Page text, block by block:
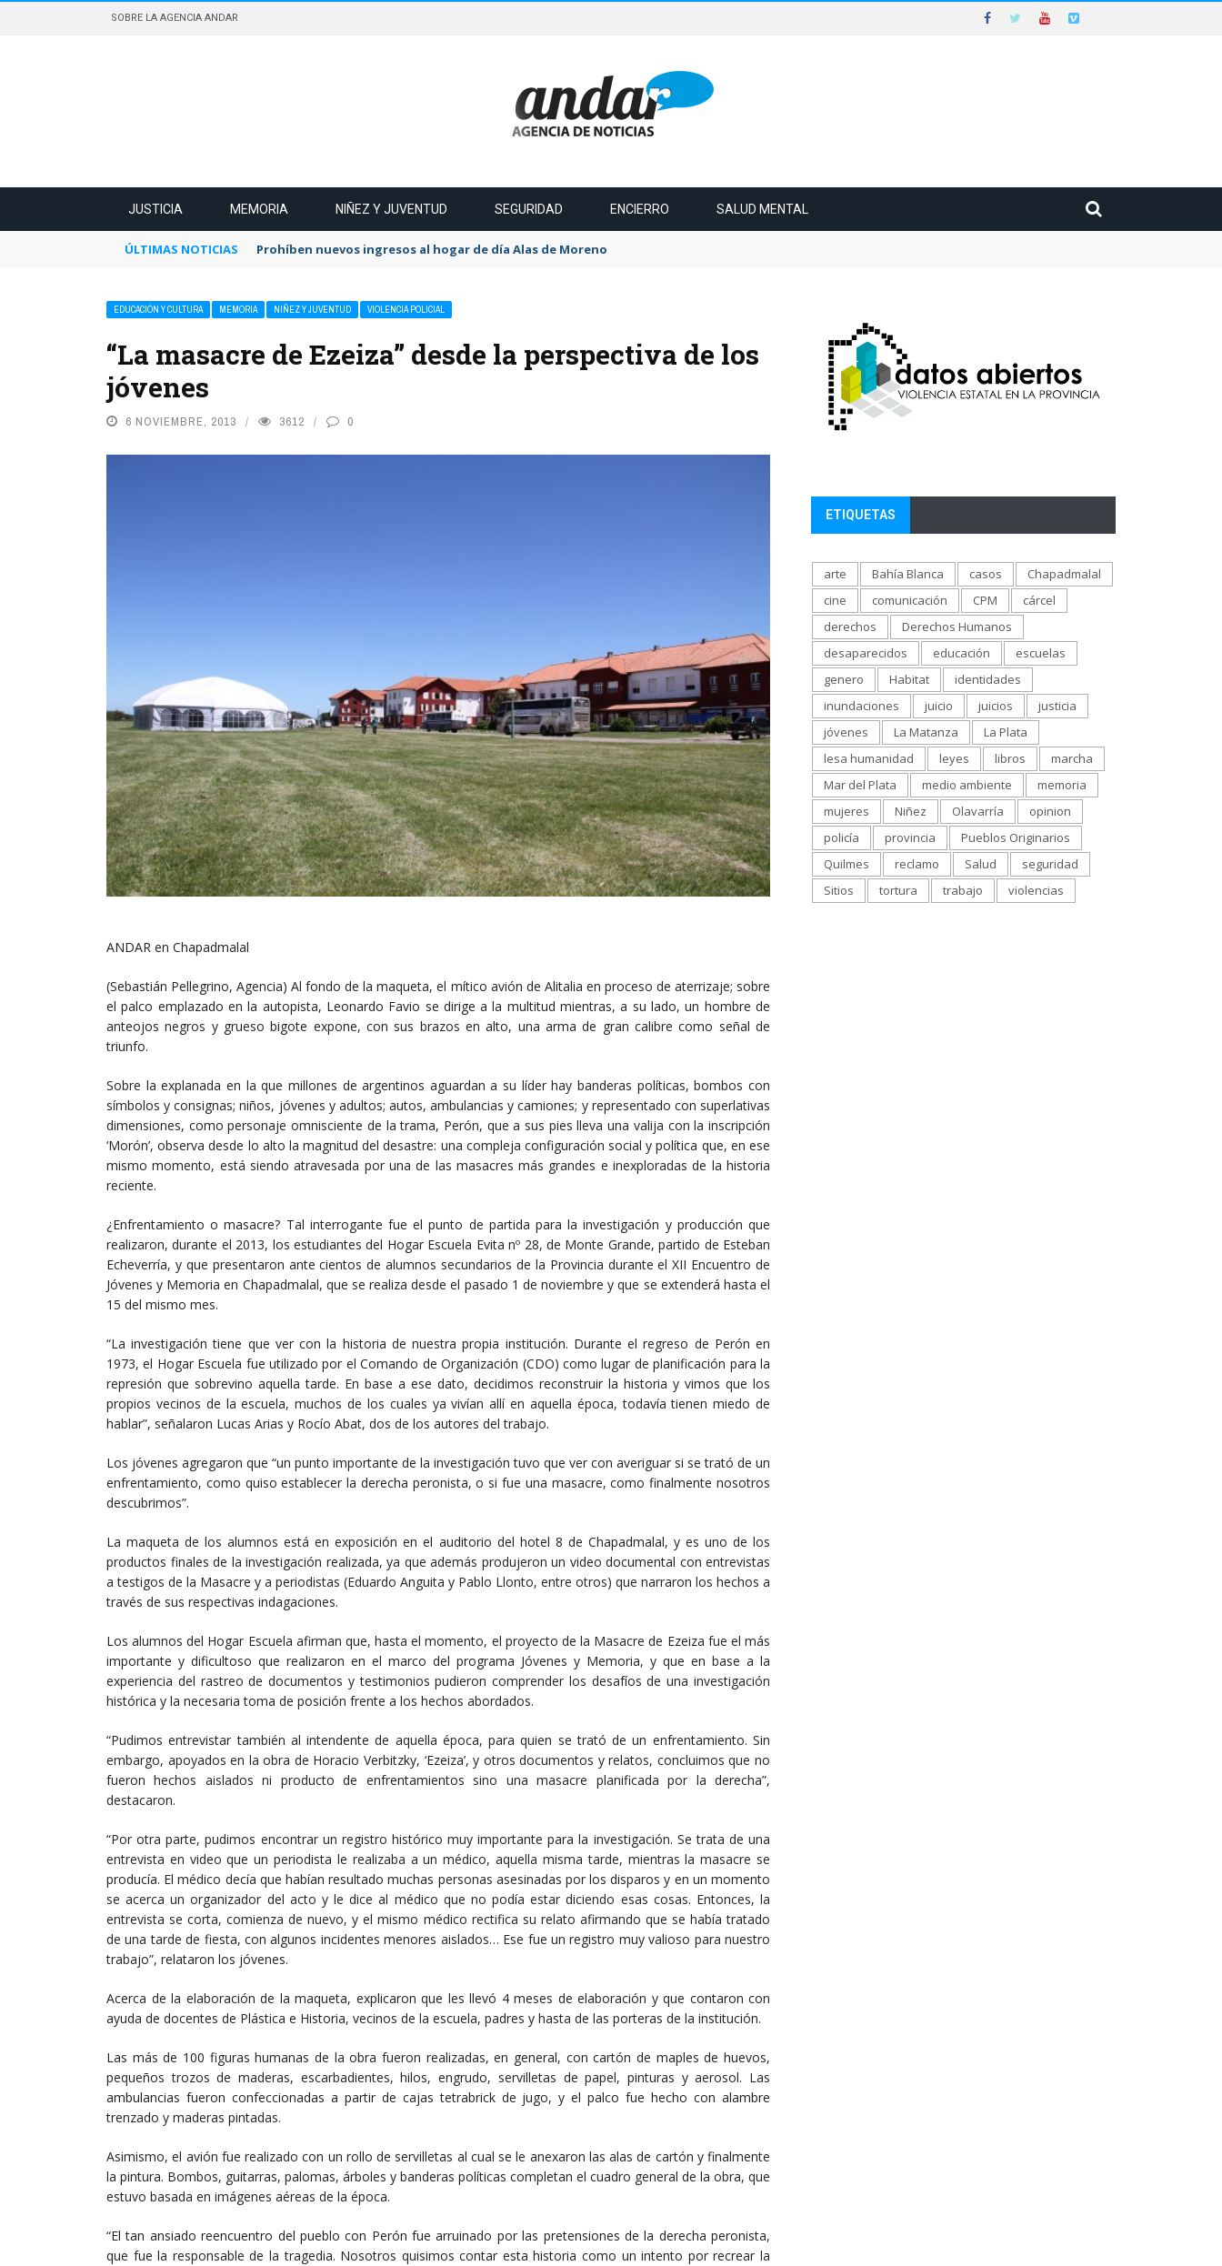
SOBRE LA AGENCIA ANDAR
JUSTICIA MEMORIA NIÑEZ Y JUVENTUD SEGURIDAD ENCIERRO SALUD MENTAL
ÚLTIMAS NOTICIAS Prohíben nuevos ingresos al hogar de día Alas de Moreno
EDUCACIÓN Y CULTURA MEMORIA NIÑEZ Y JUVENTUD VIOLENCIA POLICIAL
“La masacre de Ezeiza” desde la perspectiva de los
jóvenes
6 NOVIEMBRE, 2013 3612 0
ANDAR en Chapadmalal
(Sebastián Pellegrino, Agencia) Al fondo de la maqueta, el mítico avión de Alitalia en proceso de aterrizaje; sobre
el palco emplazado en la autopista, Leonardo Favio se dirige a la multitud mientras, a su lado, un hombre de
anteojos negros y grueso bigote expone, con sus brazos en alto, una arma de gran calibre como señal de
triunfo.
Sobre la explanada en la que millones de argentinos aguardan a su líder hay banderas políticas, bombos con
símbolos y consignas; niños, jóvenes y adultos; autos, ambulancias y camiones; y representado con superlativas
dimensiones, como personaje omnisciente de la trama, Perón, que a sus pies lleva una valija con la inscripción
‘Morón’, observa desde lo alto la magnitud del desastre: una compleja configuración social y política que, en ese
mismo momento, está siendo atravesada por una de las masacres más grandes e inexploradas de la historia
reciente.
¿Enfrentamiento o masacre? Tal interrogante fue el punto de partida para la investigación y producción que
realizaron, durante el 2013, los estudiantes del Hogar Escuela Evita nº 28, de Monte Grande, partido de Esteban
Echeverría, y que presentaron ante cientos de alumnos secundarios de la Provincia durante el XII Encuentro de
Jóvenes y Memoria en Chapadmalal, que se realiza desde el pasado 1 de noviembre y que se extenderá hasta el
15 del mismo mes.
“La investigación tiene que ver con la historia de nuestra propia institución. Durante el regreso de Perón en
1973, el Hogar Escuela fue utilizado por el Comando de Organización (CDO) como lugar de planificación para la
represión que sobrevino aquella tarde. En base a ese dato, decidimos reconstruir la historia y vimos que los
propios vecinos de la escuela, muchos de los cuales ya vivían allí en aquella época, todavía tienen miedo de
hablar”, señalaron Lucas Arias y Rocío Abat, dos de los autores del trabajo.
Los jóvenes agregaron que “un punto importante de la investigación tuvo que ver con averiguar si se trató de un
enfrentamiento, como quiso establecer la derecha peronista, o si fue una masacre, como finalmente nosotros
descubrimos”.
La maqueta de los alumnos está en exposición en el auditorio del hotel 8 de Chapadmalal, y es uno de los
productos finales de la investigación realizada, ya que además produjeron un video documental con entrevistas
a testigos de la Masacre y a periodistas (Eduardo Anguita y Pablo Llonto, entre otros) que narraron los hechos a
través de sus respectivas indagaciones.
Los alumnos del Hogar Escuela afirman que, hasta el momento, el proyecto de la Masacre de Ezeiza fue el más
importante y dificultoso que realizaron en el marco del programa Jóvenes y Memoria, y que en base a la
experiencia del rastreo de documentos y testimonios pudieron comprender los desafíos de una investigación
histórica y la necesaria toma de posición frente a los hechos abordados.
“Pudimos entrevistar también al intendente de aquella época, para quien se trató de un enfrentamiento. Sin
embargo, apoyados en la obra de Horacio Verbitzky, ‘Ezeiza’, y otros documentos y relatos, concluimos que no
fueron hechos aislados ni producto de enfrentamientos sino una masacre planificada por la derecha”,
destacaron.
“Por otra parte, pudimos encontrar un registro histórico muy importante para la investigación. Se trata de una
entrevista en video que un periodista le realizaba a un médico, aquella misma tarde, mientras la masacre se
producía. El médico decía que habían resultado muchas personas asesinadas por los disparos y en un momento
se acerca un organizador del acto y le dice al médico que no podía estar diciendo esas cosas. Entonces, la
entrevista se corta, comienza de nuevo, y el mismo médico rectifica su relato afirmando que se había tratado
de una tarde de fiesta, con algunos incidentes menores aislados… Ese fue un registro muy valioso para nuestro
trabajo”, relataron los jóvenes.
Acerca de la elaboración de la maqueta, explicaron que les llevó 4 meses de elaboración y que contaron con
ayuda de docentes de Plástica e Historia, vecinos de la escuela, padres y hasta de las porteras de la institución.
Las más de 100 figuras humanas de la obra fueron realizadas, en general, con cartón de maples de huevos,
pequeños trozos de maderas, escarbadientes, hilos, engrudo, servilletas de papel, pinturas y aerosol. Las
ambulancias fueron confeccionadas a partir de cajas tetrabrick de jugo, y el palco fue hecho con alambre
trenzado y maderas pintadas.
Asimismo, el avión fue realizado con un rollo de servilletas al cual se le anexaron las alas de cartón y finalmente
la pintura. Bombos, guitarras, palomas, árboles y banderas políticas completan el cuadro general de la obra, que
estuvo basada en imágenes aéreas de la época.
“El tan ansiado reencuentro del pueblo con Perón fue arruinado por las pretensiones de la derecha peronista,
que fue la responsable de la tragedia. Nosotros quisimos contar esta historia como un intento por recrear la
ETIQUETAS
arte Bahía Blanca casos
Chapadmalal
cine
comunicación CPM
cárcel
derechos
Derechos Humanos
desaparecidos
educación
escuelas
genero
Habitat
identidades
inundaciones
juicio juicios
justicia
jóvenes
La Matanza
La Plata
lesa humanidad
leyes libros
marcha
Mar del Plata
medio ambiente
memoria
mujeres
Niñez Olavarría
opinion
policía
provincia
Pueblos Originarios
Quilmes
reclamo Salud
seguridad
Sitios
tortura trabajo violencias